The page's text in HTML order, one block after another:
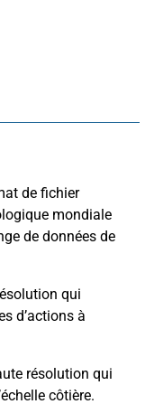
de fichier
mondiale
de données de
qui
d’actions à
résolution qui
côtière.